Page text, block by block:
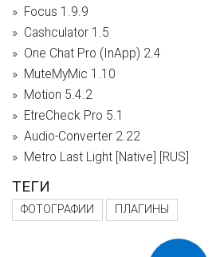
Focus 1.9.9
Cashculator 1.5
One Chat Pro (InApp) 2.4
MuteMyMic 1.10
Motion 5.4.2
EtreCheck Pro 5.1
Audio-Converter 2.22
Metro Last Light [Native] [RUS]
ТЕГИ
ФОТОГРАФИИ ПЛАГИНЫ